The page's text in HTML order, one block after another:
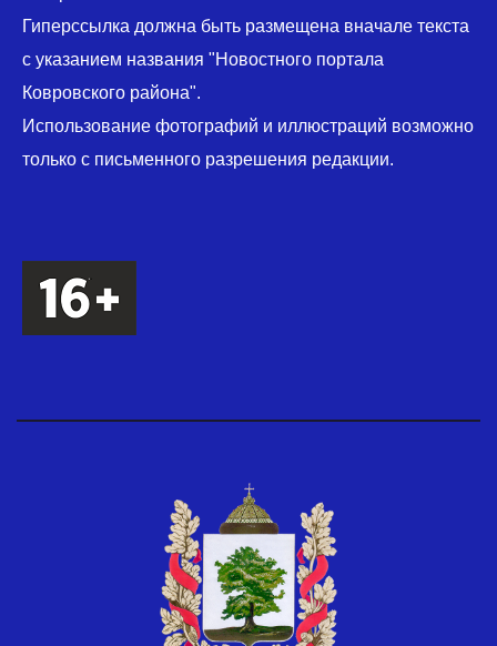
Гиперссылка должна быть размещена вначале текста
с указанием названия "Новостного портала
Ковровского района".
Использование фотографий и иллюстраций возможно
только с письменного разрешения редакции.